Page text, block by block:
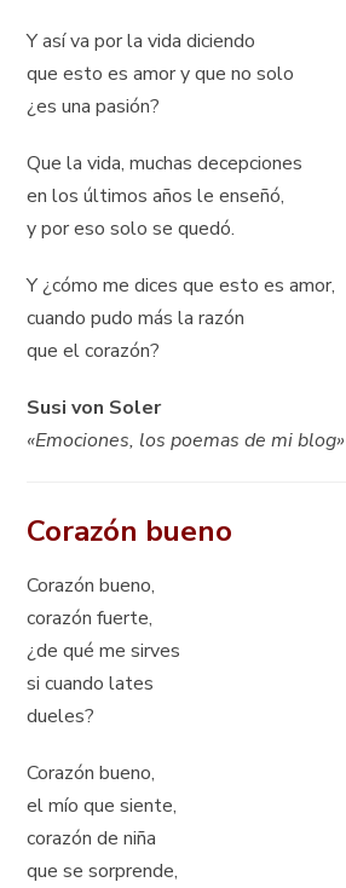
Y así va por la vida diciendo
que esto es amor y que no solo
¿es una pasión?
Que la vida, muchas decepciones
en los últimos años le enseñó,
y por eso solo se quedó.
Y ¿cómo me dices que esto es amor,
cuando pudo más la razón
que el corazón?
Susi von Soler
«Emociones, los poemas de mi blog»
Corazón bueno
Corazón bueno,
corazón fuerte,
¿de qué me sirves
si cuando lates
dueles?
Corazón bueno,
el mío que siente,
corazón de niña
que se sorprende,